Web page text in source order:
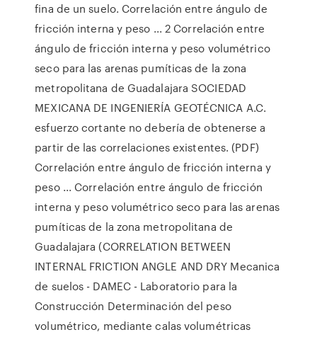
fina de un suelo. Correlación entre ángulo de
fricción interna y peso ... 2 Correlación entre
ángulo de fricción interna y peso volumétrico
seco para las arenas pumíticas de la zona
metropolitana de Guadalajara SOCIEDAD
MEXICANA DE INGENIERÍA GEOTÉCNICA A.C.
esfuerzo cortante no debería de obtenerse a
partir de las correlaciones existentes. (PDF)
Correlación entre ángulo de fricción interna y
peso ... Correlación entre ángulo de fricción
interna y peso volumétrico seco para las arenas
pumíticas de la zona metropolitana de
Guadalajara (CORRELATION BETWEEN
INTERNAL FRICTION ANGLE AND DRY Mecanica
de suelos - DAMEC - Laboratorio para la
Construcción Determinación del peso
volumétrico, mediante calas volumétricas